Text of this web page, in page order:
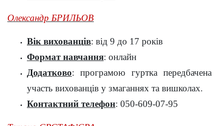
Олександр БРИЛЬОВ
Вік вихованців: від 9 до 17 років
Формат навчання: онлайн
Додатково: програмою гуртка передбачена
участь вихованців у змаганнях та вишколах.
Контактний телефон: 050-609-07-95